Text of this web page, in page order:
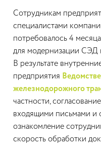
Сотрудникам
специалистами
потребовалось 4
для модернизации СЭД
В результате
предприятия
железнодорожного
частности,
входящими письмами и
ознакомление
скорость обработки